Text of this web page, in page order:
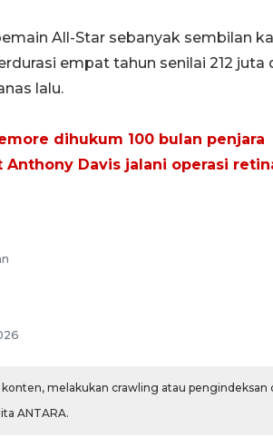
All-Star sebanyak sembilan
empat tahun senilai 212
lalu.
dihukum 100 bulan penjara
Anthony Davis jalani operasi
melakukan crawling atau pengindeksan
ANTARA.